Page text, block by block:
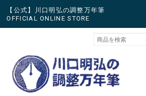
【公式】川口明弘の調整万年筆
OFFICIAL ONLINE STORE